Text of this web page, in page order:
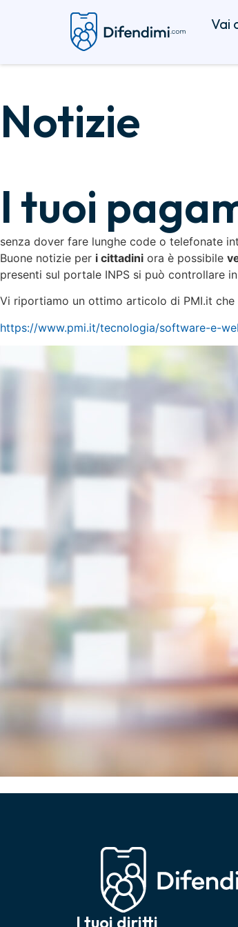
Vai
Notizie
I tuoi
senza dover fare lunghe code o telefonate
Buone notizie per i cittadini ora è possibile
presenti sul portale INPS si può controllare
Vi riportiamo un ottimo articolo di PMI.it
https://www.pmi.it/tecnologia/software-e-
I tuoi diritti